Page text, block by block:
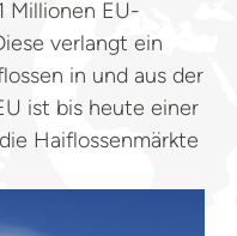
Millionen EU-
verlangt ein
in und aus der
ist bis heute einer
Haiflossenmärkte